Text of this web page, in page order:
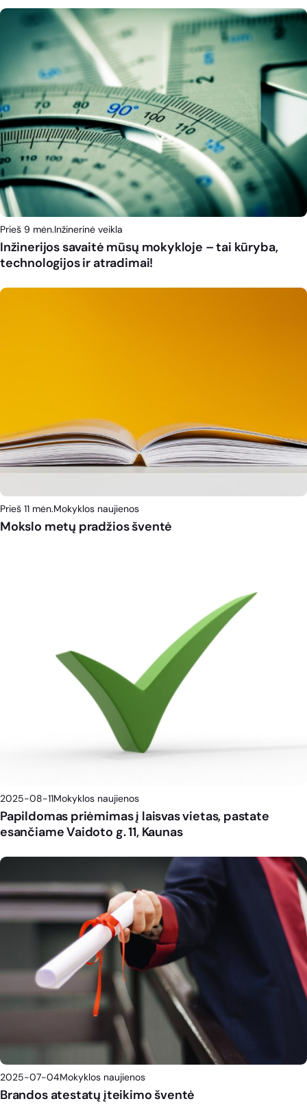
Prieš 9 mėn.Inžinerinė veikla
Inžinerijos savaitė mūsų mokykloje – tai kūryba,
technologijos ir atradimai!
Prieš 11 mėn.Mokyklos naujienos
Mokslo metų pradžios šventė
2025-08-11Mokyklos naujienos
Papildomas priėmimas į laisvas vietas, pastate
esančiame Vaidoto g. 11, Kaunas
2025-07-04Mokyklos naujienos
Brandos atestatų įteikimo šventė